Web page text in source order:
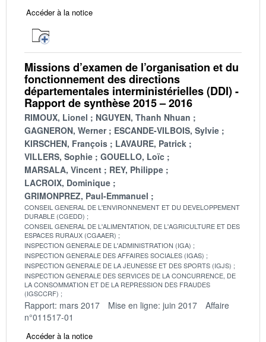
Accéder à la notice
Missions d’examen de l’organisation et du
fonctionnement des directions
départementales interministérielles (DDI) -
Rapport de synthèse 2015 – 2016
RIMOUX, Lionel
NGUYEN, Thanh Nhuan
GAGNERON, Werner
ESCANDE-VILBOIS, Sylvie
KIRSCHEN, François
LAVAURE, Patrick
VILLERS, Sophie
GOUELLO, Loïc
MARSALA, Vincent
REY, Philippe
LACROIX, Dominique
GRIMONPREZ, Paul-Emmanuel
CONSEIL GENERAL DE L'ENVIRONNEMENT ET DU DEVELOPPEMENT
DURABLE (CGEDD)
CONSEIL GENERAL DE L'ALIMENTATION, DE L'AGRICULTURE ET DES
ESPACES RURAUX (CGAAER)
INSPECTION GENERALE DE L'ADMINISTRATION (IGA)
INSPECTION GENERALE DES AFFAIRES SOCIALES (IGAS)
INSPECTION GENERALE DE LA JEUNESSE ET DES SPORTS (IGJS)
INSPECTION GENERALE DES SERVICES DE LA CONCURRENCE, DE
LA CONSOMMATION ET DE LA REPRESSION DES FRAUDES
(IGSCCRF)
Rapport: mars 2017 Mise en ligne: juin 2017
Affaire
n°011517-01
Accéder à la notice